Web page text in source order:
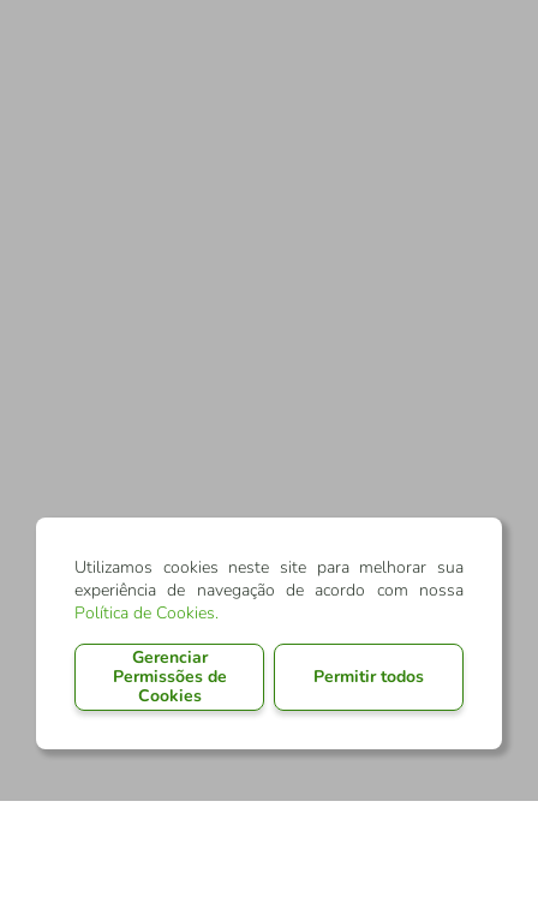
Utilizamos cookies neste site para melhorar sua
experiência de navegação de acordo com nossa
Política de Cookies.
Gerenciar
Permissões de
Cookies
Permitir todos